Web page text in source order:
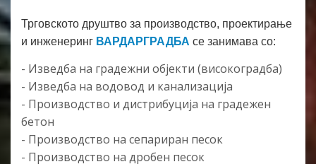
Трговското друштво за производство, проектирање
и инженеринг ВАРДАРГРАДБА се занимава со:
- Изведба на градежни објекти (високоградба)
- Изведба на водовод и канализација
- Производство и дистрибуција на градежен
бетон
- Производство на сепариран песок
- Производство на дробен песок